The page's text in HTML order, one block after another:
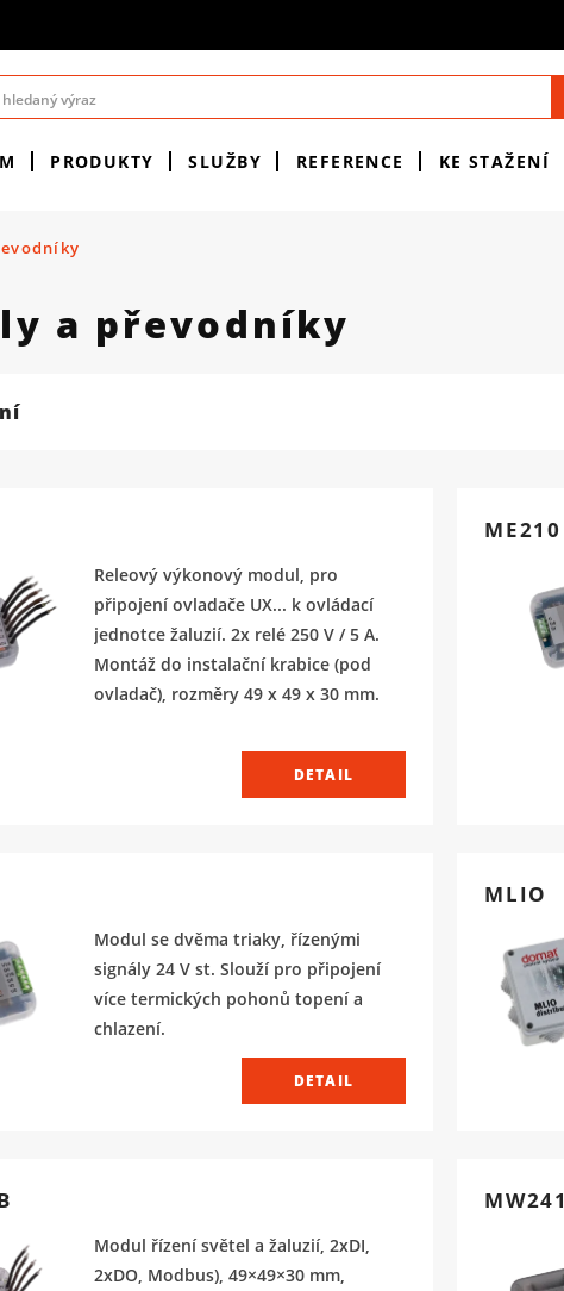
PRODUKTY SLUŽBY REFERENCE KE STAŽENÍ
a převodníky
Releový výkonový modul, pro
připojení ovladače UX... k ovládací
jednotce žaluzií. 2x relé 250 V / 5 A.
Montáž do instalační krabice (pod
ovladač), rozměry 49 x 49 x 30 mm.
DETAIL
ME210
Modul se dvěma triaky, řízenými
signály 24 V st. Slouží pro připojení
více termických pohonů topení a
chlazení.
DETAIL
MLIO
Modul řízení světel a žaluzií, 2xDI,
2xDO, Modbus), 49×49×30 mm,
MW241